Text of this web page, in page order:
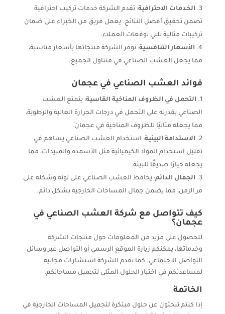
الخدمات الاحترافية: تقدم الشركة خدمات تركيب احترافية
تضمن تحقيق أفضل النتائج. يعمل فريق من الخبراء على ضمان
تركيبات مثالية تلبي توقعات العملاء.
الأسعار التنافسية: توفر الشركة منتجاتها بأسعار مناسبة،
مما يجعل العشب الصناعي في متناول الجميع.
فوائد العشب الصناعي في عجمان
التحمل في الظروف المناخية القاسية: يتمتع العشب
الصناعي بقدرته على التحمل في درجات الحرارة العالية والرطوبة،
مما يجعله مثاليًا للظروف المناخية في عجمان.
الاستدامة البيئية: استخدام العشب الصناعي يساهم في
تقليل استخدام المواد الكيميائية مثل الأسمدة والمبيدات، مما
يجعله خيارًا صديقًا للبيئة.
الجمال الدائم: يحافظ العشب الصناعي على لونه وشكله على
مر الزمن، مما يضمن جمال المساحات الخارجية بشكل دائم.
كيف تتواصل مع شركة العشب الصناعي في
عجمان؟
للحصول على مزيد من المعلومات حول منتجات الشركة
وخدماتها، يمكنكم زيارة الموقع الرسمي أو التواصل عبر وسائل
التواصل الاجتماعي. كما تقدم الشركة استشارات مجانية
لمساعدتكم في اختيار الحلول المثلى لتجميل مساحاتكم.
الخاتمة
إذا كنتم تبحثون عن حلول مبتكرة لتجميل المساحات الخارجية في